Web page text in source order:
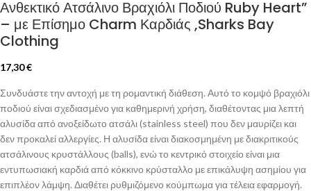
Ανθεκτικό Ατσάλινο Βραχιόλι Ποδιού Ruby Heart”
– με Επίσημο Charm Καρδιάς ,Sharks Bay
Clothing
17,30€
Συνδυάστε την αντοχή με τη ρομαντική διάθεση. Αυτό το κομψό βραχιόλι
ποδιού είναι σχεδιασμένο για καθημερινή χρήση, διαθέτοντας μια λεπτή
αλυσίδα από ανοξείδωτο ατσάλι (stainless steel) που δεν μαυρίζει και
δεν προκαλεί αλλεργίες. Η αλυσίδα είναι διακοσμημένη με διακριτικούς
ατσάλινους κρυστάλλους (balls), ενώ το κεντρικό στοιχείο είναι μια
εντυπωσιακή καρδιά από κόκκινο κρύσταλλο με επικάλυψη ασημίου για
επιπλέον λάμψη. Διαθέτει ρυθμιζόμενο κούμπωμα για τέλεια εφαρμογή.